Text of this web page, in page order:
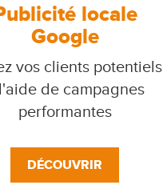
locale
Google
vos clients potentiels
de campagnes
performantes
DÉCOUVRIR